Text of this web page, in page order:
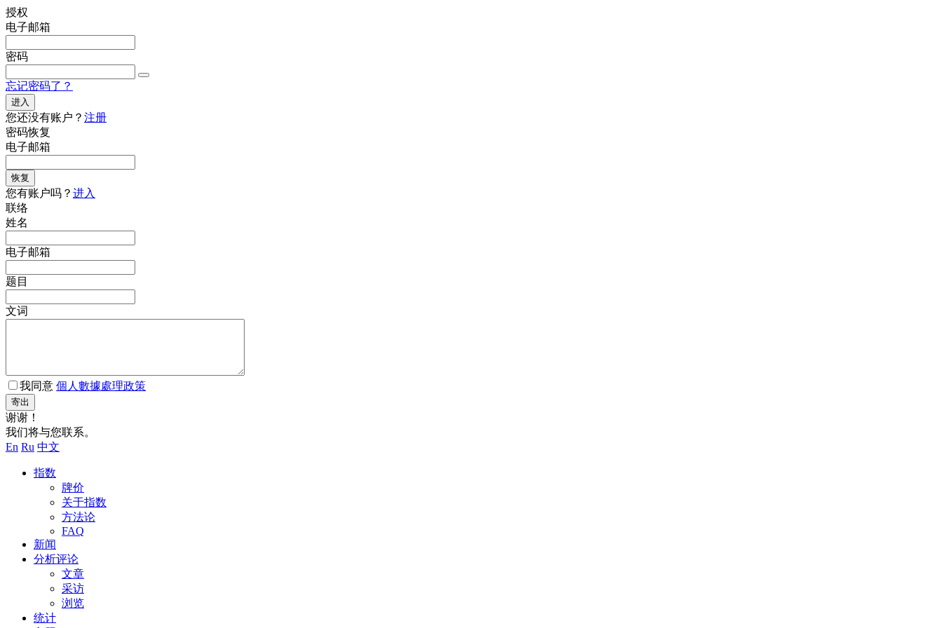
授权
电子邮箱
密码
忘记密码了？
进入
您还没有账户？ 注册
密码恢复
电子邮箱
恢复
您有账户吗？ 进入
联络
姓名
电子邮箱
题目
文词
我同意 個人數據處理政策
寄出
谢谢！
我们将与您联系。
En Ru 中文
指数
牌价
关于指数
方法论
FAQ
新闻
分析评论
文章
采访
浏览
统计